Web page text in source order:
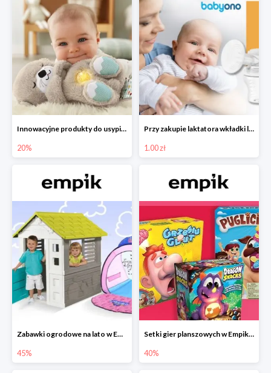
Innowacyjne produkty do usypiania w Empiku -20%
20%
Przy zakupie laktatora wkładki laktacyjne za 1 zł!
1.00 zł
Zabawki ogrodowe na lato w Empiku do -45%
45%
Setki gier planszowych w Empiku do -40%
40%